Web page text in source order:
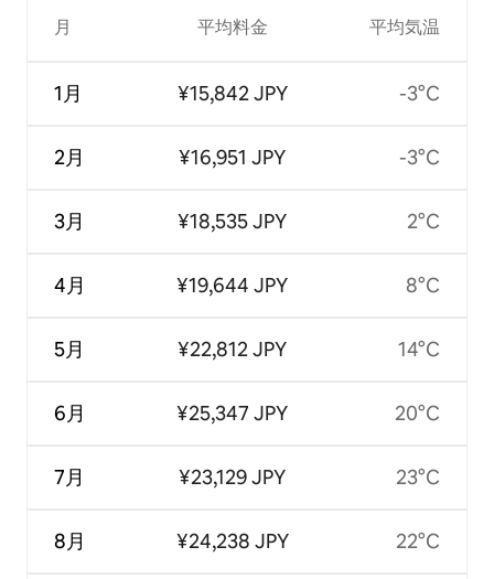
月
1月
2月
3月
4月
5月
6月
7月
8月
平均料金
¥15,842 JPY
¥16,951 JPY
¥18,535 JPY
¥19,644 JPY
¥22,812 JPY
¥25,347 JPY
¥23,129 JPY
¥24,238 JPY
平均気温
-3°C
-3°C
2°C
8°C
14°C
20°C
23°C
22°C